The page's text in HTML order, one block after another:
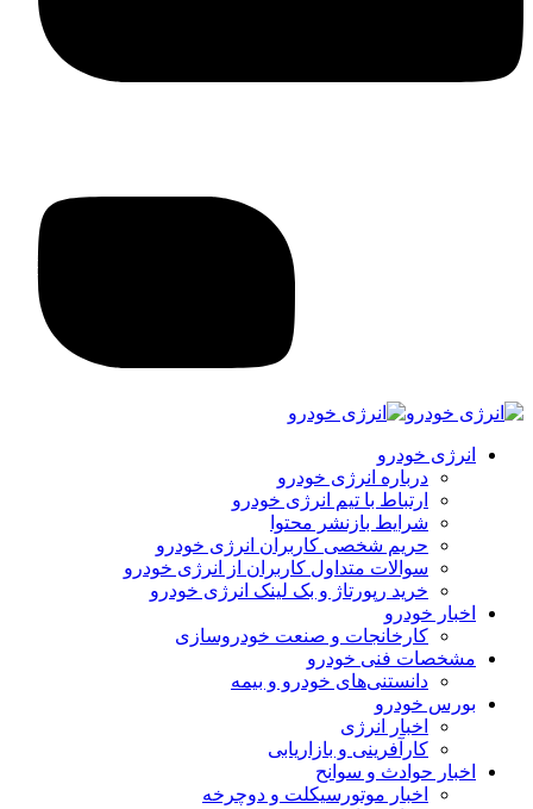
انرژی خودرو
درباره انرژی خودرو
ارتباط با تیم انرژی خودرو
شرایط بازنشر محتوا
حریم شخصی کاربران انرژی خودرو
سوالات متداول کاربران از انرژی خودرو
خرید رپورتاژ و بک لینک انرژی خودرو
اخبار خودرو
کارخانجات و صنعت خودروسازی
مشخصات فنی خودرو
دانستنی‌های خودرو و بیمه
بورس خودرو
اخبار انرژی
کارآفرینی و بازاریابی
اخبار حوادث و سوانح
اخبار موتورسیکلت و دوچرخه